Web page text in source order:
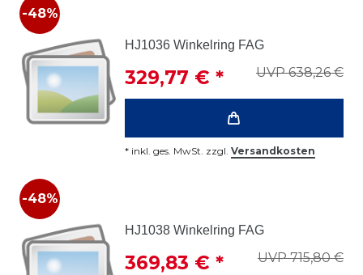
-48%
HJ1036 Winkelring FAG
UVP 638,26 €
329,77 € *
* inkl. ges. MwSt. zzgl. Versandkosten
-48%
HJ1038 Winkelring FAG
UVP 715,80 €
369,83 € *